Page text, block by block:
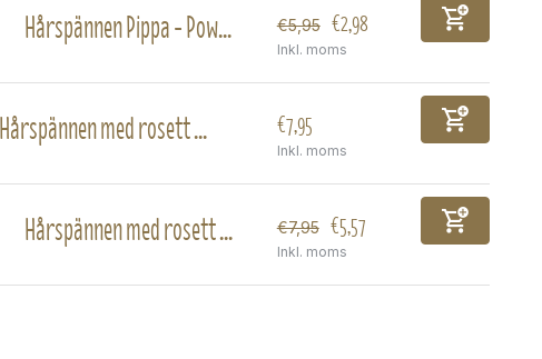
Hårspännen Pippa - Pow... €5,95 €2,98
Inkl. moms
Hårspännen med rosett ... €7,95
Inkl. moms
Hårspännen med rosett ... €7,95 €5,57
Inkl. moms